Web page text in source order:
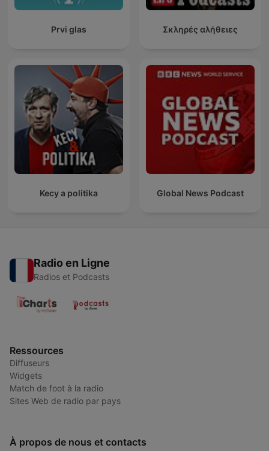
Prvi glas Σκληρές αλήθειες
Kecy a politika Global News Podcast
Radio en Ligne
Radios et Podcasts
Ressources
Diffuseurs
Widgets
Match de foot à la radio
Sites Web de radio par pays
À propos de nous et contacts